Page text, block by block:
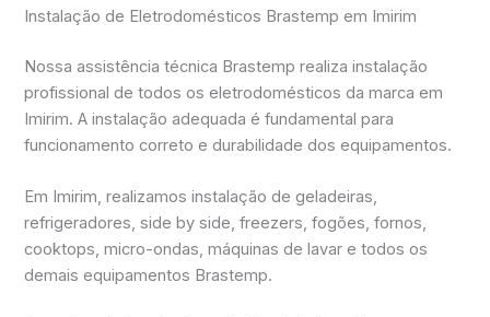
Instalação de Eletrodomésticos Brastemp em Imirim
Nossa assistência técnica Brastemp realiza instalação
profissional de todos os eletrodomésticos da marca em
Imirim. A instalação adequada é fundamental para
funcionamento correto e durabilidade dos equipamentos.
Em Imirim, realizamos instalação de geladeiras,
refrigeradores, side by side, freezers, fogões, fornos,
cooktops, micro-ondas, máquinas de lavar e todos os
demais equipamentos Brastemp.